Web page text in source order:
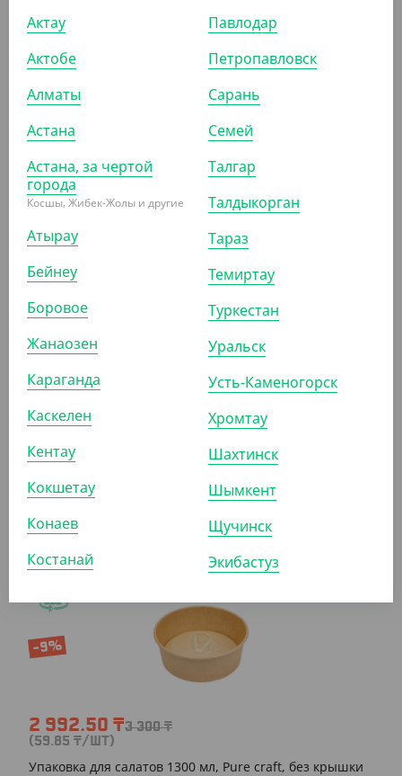
УП (50)
-5%
1 090
(21.80₸
Контейнер 750 мл, 179*132*51,8 мм, прозрачный,
ПОКАЗАТЬ ЕЩЁ
ПОХОЖИЕ ТОВАРЫ
-9%
2 992.50 ₸3 300₸
(59.85 ₸/ШТ)
Упаковка для салатов 1300 мл, Pure craft, без крышки
Актау
Актобе
Алматы
Астана
Астана, за чертой
города
Косшы, Жибек-Жолы и другие
Атырау
Бейнеу
Боровое
Жанаозен
Караганда
Каскелен
Кентау
Кокшетау
Конаев
Костанай
Павлодар
Петропавловск
Сарань
Семей
Талгар
Талдыкорган
Тараз
Темиртау
Туркестан
Уральск
Усть-Каменогорск
Хромтау
Шахтинск
Шымкент
Щучинск
Экибастуз